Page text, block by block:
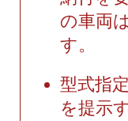
の車両
す。
型式指
を提示